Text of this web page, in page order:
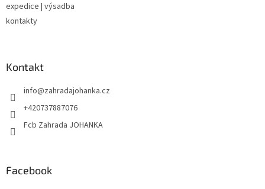
expedice | výsadba
kontakty
Kontakt
info@zahradajohanka.cz
+420737887076
Fcb Zahrada JOHANKA
Facebook